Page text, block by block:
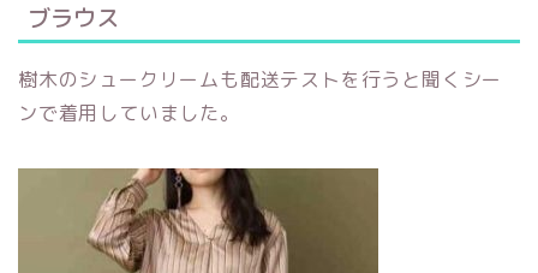
ブラウス
樹木のシュークリームも配送テストを行うと聞くシー
ンで着用していました。